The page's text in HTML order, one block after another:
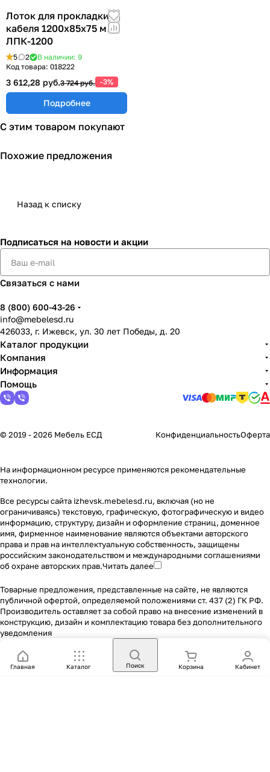
Лоток для прокладки
кабеля 1200х85х75 мм
ЛПК-1200
5 2
В наличии: 9
Код товара: 018222
3 612,28 руб.3 724 руб. -3%
Подробнее
С этим товаром покупают
Похожие предложения
Назад к списку
Подписаться на новости и акции
Связаться с нами
8 (800) 600-43-26
info@mebelesd.ru
426033, г. Ижевск, ул. 30 лет Победы, д. 20
Каталог продукции
Компания
Информация
Помощь
© 2019 - 2026 Мебель ЕСД КонфиденциальностьОферта
На информационном ресурсе применяются рекомендательные
технологии.
Все ресурсы сайта izhevsk.mebelesd.ru, включая (но не
ограничиваясь) текстовую, графическую, фотографическую и видео
информацию, структуру, дизайн и оформление страниц, доменное
имя, фирменное наименование являются объектами авторского
права и прав на интеллектуальную собственность, защищены
российским законодательством и международными соглашениями
об охране авторских прав.Читать далее
Товарные предложения, представленные на сайте, не являются
публичной офертой, определяемой положениями ст. 437 (2) ГК РФ.
Производитель оставляет за собой право на внесение изменений в
конструкцию, дизайн и комплектацию товара без дополнительного
уведомления
Главная Каталог Поиск Корзина Кабинет